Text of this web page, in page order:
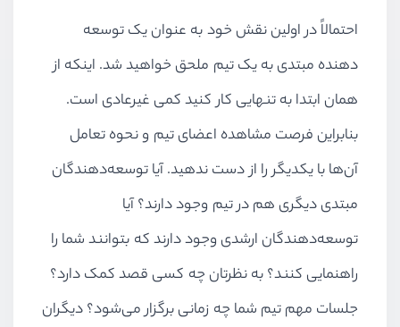
احتمالاً در اولین نقش خود به عنوان یک توسعه
دهنده مبتدی به یک تیم ملحق خواهید شد. اینکه از
همان ابتدا به تنهایی کار کنید کمی غیرعادی است.
بنابراین فرصت مشاهده اعضای تیم و نحوه تعامل
آن‌ها با یکدیگر را از دست ندهید. آیا توسعه‌دهندگان
مبتدی دیگری هم در تیم وجود دارند؟ آیا
توسعه‌دهندگان ارشدی وجود دارند که بتوانند شما را
راهنمایی کنند؟ به نظرتان چه کسی قصد کمک دارد؟
جلسات مهم تیم شما چه زمانی برگزار می‌شود؟ دیگران